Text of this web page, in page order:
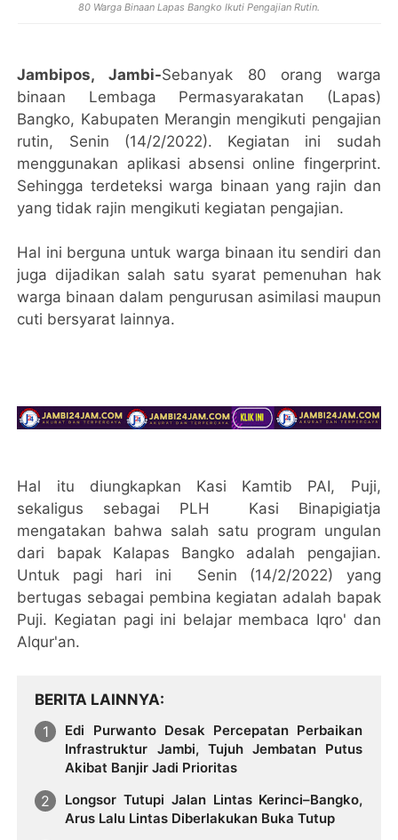
80 Warga Binaan Lapas Bangko Ikuti Pengajian Rutin.
Jambipos, Jambi-Sebanyak 80 orang warga
binaan Lembaga Permasyarakatan (Lapas)
Bangko, Kabupaten Merangin mengikuti pengajian
rutin, Senin (14/2/2022). Kegiatan ini sudah
menggunakan aplikasi absensi online fingerprint.
Sehingga terdeteksi warga binaan yang rajin dan
yang tidak rajin mengikuti kegiatan pengajian.
Hal ini berguna untuk warga binaan itu sendiri dan
juga dijadikan salah satu syarat pemenuhan hak
warga binaan dalam pengurusan asimilasi maupun
cuti bersyarat lainnya.
Hal itu diungkapkan Kasi Kamtib PAI, Puji,
sekaligus sebagai PLH Kasi Binapigiatja
mengatakan bahwa salah satu program ungulan
dari bapak Kalapas Bangko adalah pengajian.
Untuk pagi hari ini Senin (14/2/2022) yang
bertugas sebagai pembina kegiatan adalah bapak
Puji. Kegiatan pagi ini belajar membaca Iqro' dan
Alqur'an.
BERITA LAINNYA
Edi Purwanto Desak Percepatan Perbaikan
Infrastruktur Jambi, Tujuh Jembatan Putus
Akibat Banjir Jadi Prioritas
Longsor Tutupi Jalan Lintas Kerinci–Bangko,
Arus Lalu Lintas Diberlakukan Buka Tutup